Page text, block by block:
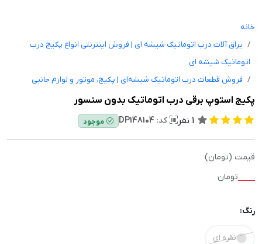
خانه
یراق آلات درب اتوماتیک شیشه ای | فروش اینترنتی انواع پکیج درب
اتوماتیک شیشه ای
فروش قطعات درب اتوماتیک شیشه‌ای | پکیج، موتور و لوازم جانبی
پکیج استوپ برقی درب اتوماتیک بدون سنسور
1 نفر کد: DP148104 موجود
قیمت (تومان)
—تومان
رنگ:
نقره ای